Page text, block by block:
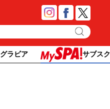
グラビア サブスク